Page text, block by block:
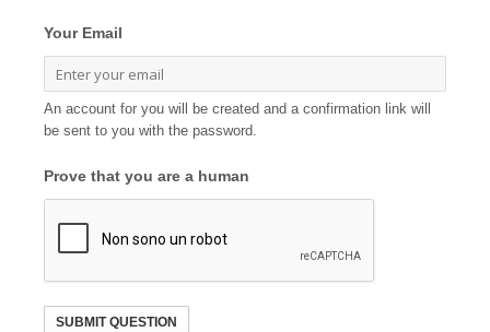
Your Email
An account for you will be created and a confirmation link will
be sent to you with the password.
Prove that you are a human
SUBMIT QUESTION